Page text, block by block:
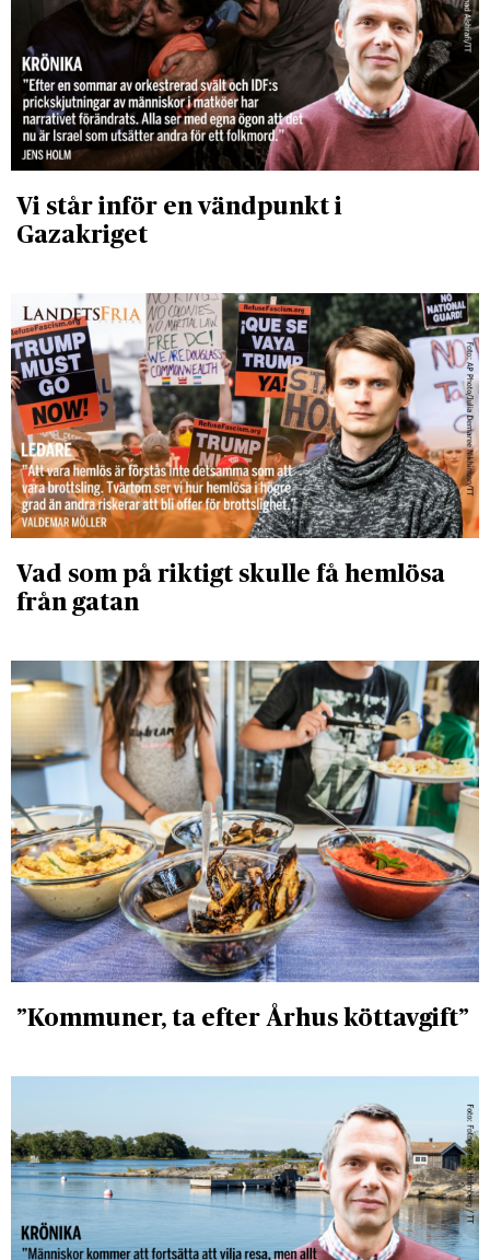
Vi står inför en vändpunkt i
Gazakriget
Vad som på riktigt skulle få hemlösa
från gatan
”Kommuner, ta efter Århus köttavgift”